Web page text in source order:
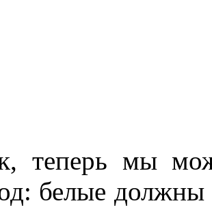
теперь мы
белые должны